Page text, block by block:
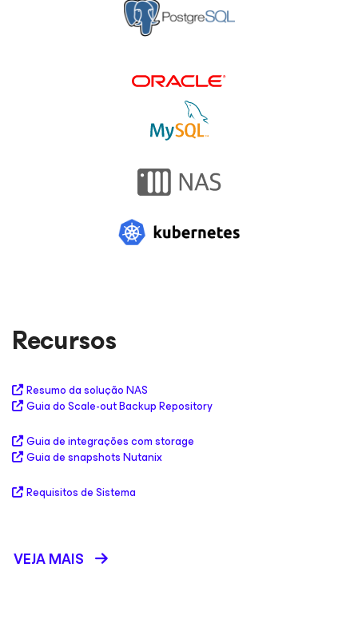
Recursos
Resumo da solução NAS
Guia do Scale-out Backup Repository
Guia de integrações com storage
Guia de snapshots Nutanix
Requisitos de Sistema
VEJA MAIS